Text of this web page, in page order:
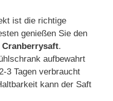
ist die richtige
genießen Sie den
Cranberrysaft.
aufbewahrt
3 Tagen verbraucht
kann der Saft